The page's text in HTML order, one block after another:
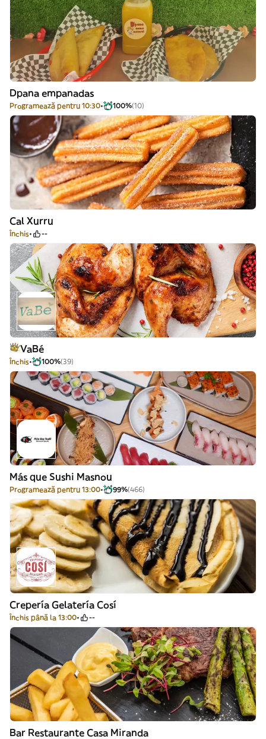
Dpana empanadas
Programează pentru 10:30 100%(10)
Cal Xurru
Închis --
VaBé
Închis 100%(39)
Más que Sushi Masnou
Programează pentru 13:00 99%(466)
Crepería Gelatería Cosí
Închis până la 13:00 --
Bar Restaurante Casa Miranda